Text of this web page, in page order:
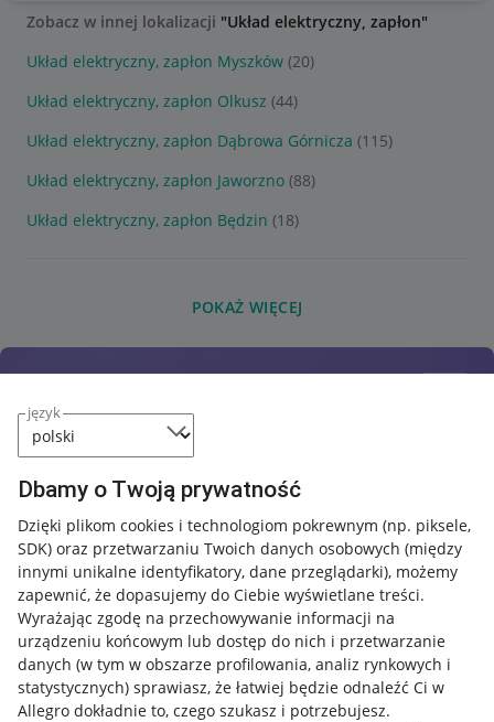
język
Dbamy o Twoją prywatność
Dzięki plikom cookies i technologiom pokrewnym (np. piksele,
SDK) oraz przetwarzaniu Twoich danych osobowych (między
innymi unikalne identyfikatory, dane przeglądarki), możemy
zapewnić, że dopasujemy do Ciebie wyświetlane treści.
Wyrażając zgodę na przechowywanie informacji na
urządzeniu końcowym lub dostęp do nich i przetwarzanie
danych (w tym w obszarze profilowania, analiz rynkowych i
statystycznych) sprawiasz, że łatwiej będzie odnaleźć Ci w
Allegro dokładnie to, czego szukasz i potrzebujesz.
Zobacz w innej lokalizacji "Układ elektryczny, zapłon"
Układ elektryczny, zapłon Myszków (20)
Układ elektryczny, zapłon Olkusz (44)
Układ elektryczny, zapłon Dąbrowa Górnicza (115)
Układ elektryczny, zapłon Jaworzno (88)
Układ elektryczny, zapłon Będzin (18)
POKAŻ WIĘCEJ